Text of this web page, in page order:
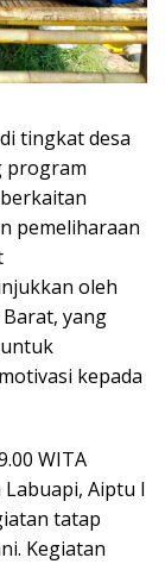
tingkat desa
program
pemeliharaan
oleh
yang
kepada
WITA
Aiptu I
tatap
Kegiatan